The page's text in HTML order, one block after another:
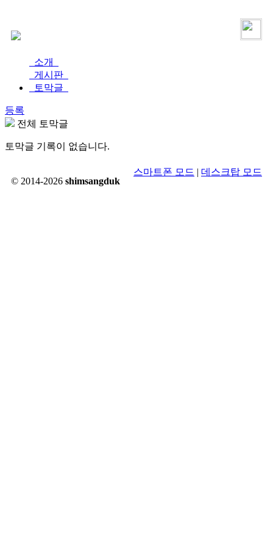
소개
게시판
토막글
등록
전체 토막글
토막글 기록이 없습니다.
© 2014-2026 shimsangduk
스마트폰 모드 | 데스크탑 모드